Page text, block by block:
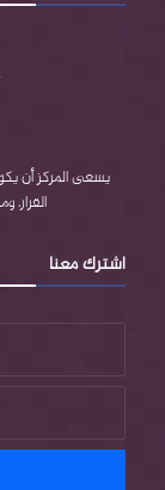
يسعى المركز أن
اشترك معنا